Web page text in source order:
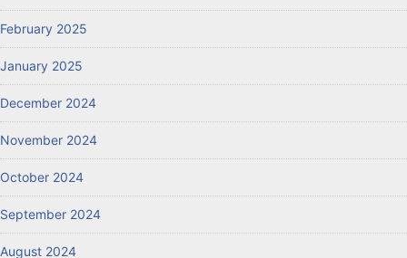
February 2025
January 2025
December 2024
November 2024
October 2024
September 2024
August 2024